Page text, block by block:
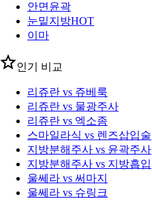
안면윤곽
눈밑지방HOT
이마
인기 비교
리쥬란 vs 쥬베룩
리쥬란 vs 물광주사
리쥬란 vs 엑소좀
스마일라식 vs 렌즈삽입술
지방분해주사 vs 윤곽주사
지방분해주사 vs 지방흡입
울쎄라 vs 써마지
울쎄라 vs 슈링크